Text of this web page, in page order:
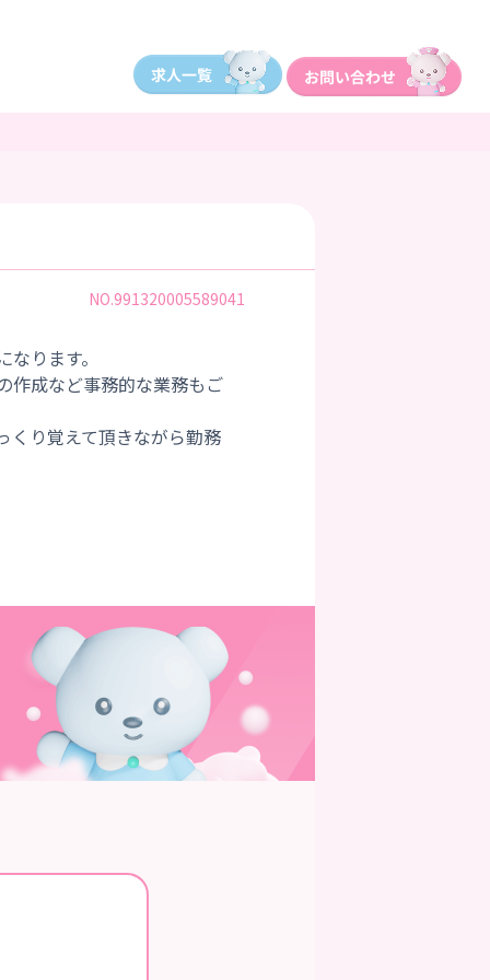
NO.991320005589041
ります。
作成など事務的な業務もご
くり覚えて頂きながら勤務